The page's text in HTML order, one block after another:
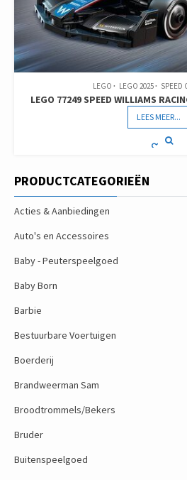
LEGO LEGO 2025 SPEED
LEGO 77249 SPEED WILLIAMS
LEES MEER...
PRODUCTCATEGORIEËN
Acties & Aanbiedingen
Auto's en Accessoires
Baby - Peuterspeelgoed
Baby Born
Barbie
Bestuurbare Voertuigen
Boerderij
Brandweerman Sam
Broodtrommels/Bekers
Bruder
Buitenspeelgoed